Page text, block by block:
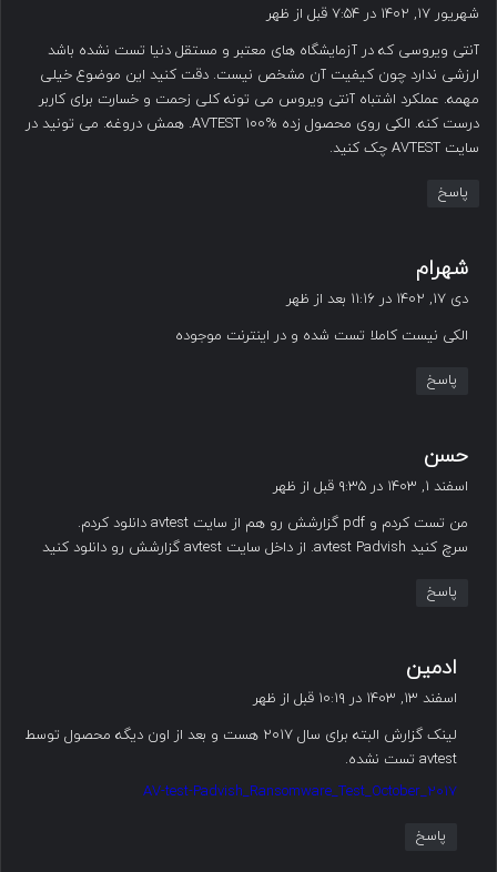
:
شهریور ۱۷, ۱۴۰۲ در ۷:۵۴ قبل از ظهر
آنتی ویروسی که در آزمایشگاه های معتبر و مستقل دنیا تست نشده باشد
ارزشی ندارد چون کیفیت آن مشخص نیست. دقت کنید این موضوع خیلی
مهمه. عملکرد اشتباه آنتی ویروس می تونه کلی زحمت و خسارت برای کاربر
درست کنه. الکی روی محصول زده AVTEST 100%. همش دروغه. می تونید در
سایت AVTEST چک کنید.
پاسخ
شهرام
:
دی ۱۷, ۱۴۰۲ در ۱۱:۱۶ بعد از ظهر
الکی نیست کاملا تست شده و در اینترنت موجوده
پاسخ
حسن
:
اسفند ۱, ۱۴۰۳ در ۹:۳۵ قبل از ظهر
من تست کردم و pdf گزارشش رو هم از سایت avtest دانلود کردم.
سرچ کنید avtest Padvish. از داخل سایت avtest گزارشش رو دانلود کنید
پاسخ
ادمین
ف
:
اسفند ۱۳, ۱۴۰۳ در ۱۰:۱۹ قبل از ظهر
لینک گزارش البته برای سال ۲۰۱۷ هست و بعد از اون دیگه محصول توسط
avtest تست نشده.
AV-test-Padvish_Ransomware_Test_October_2017
پاسخ